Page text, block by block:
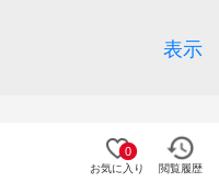
表示
0
お気に入り 閲覧履歴